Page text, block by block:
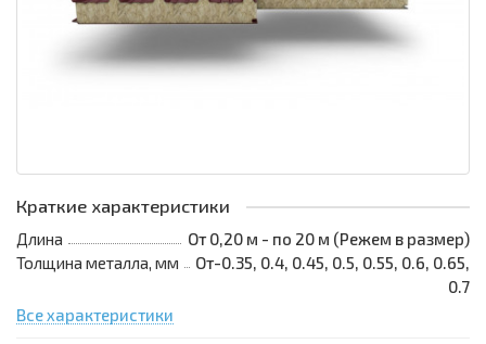
Краткие характеристики
Длина
От 0,20 м - по 20 м (Режем в размер)
Толщина металла, мм
От-0.35, 0.4, 0.45, 0.5, 0.55, 0.6, 0.65,
0.7
Все характеристики